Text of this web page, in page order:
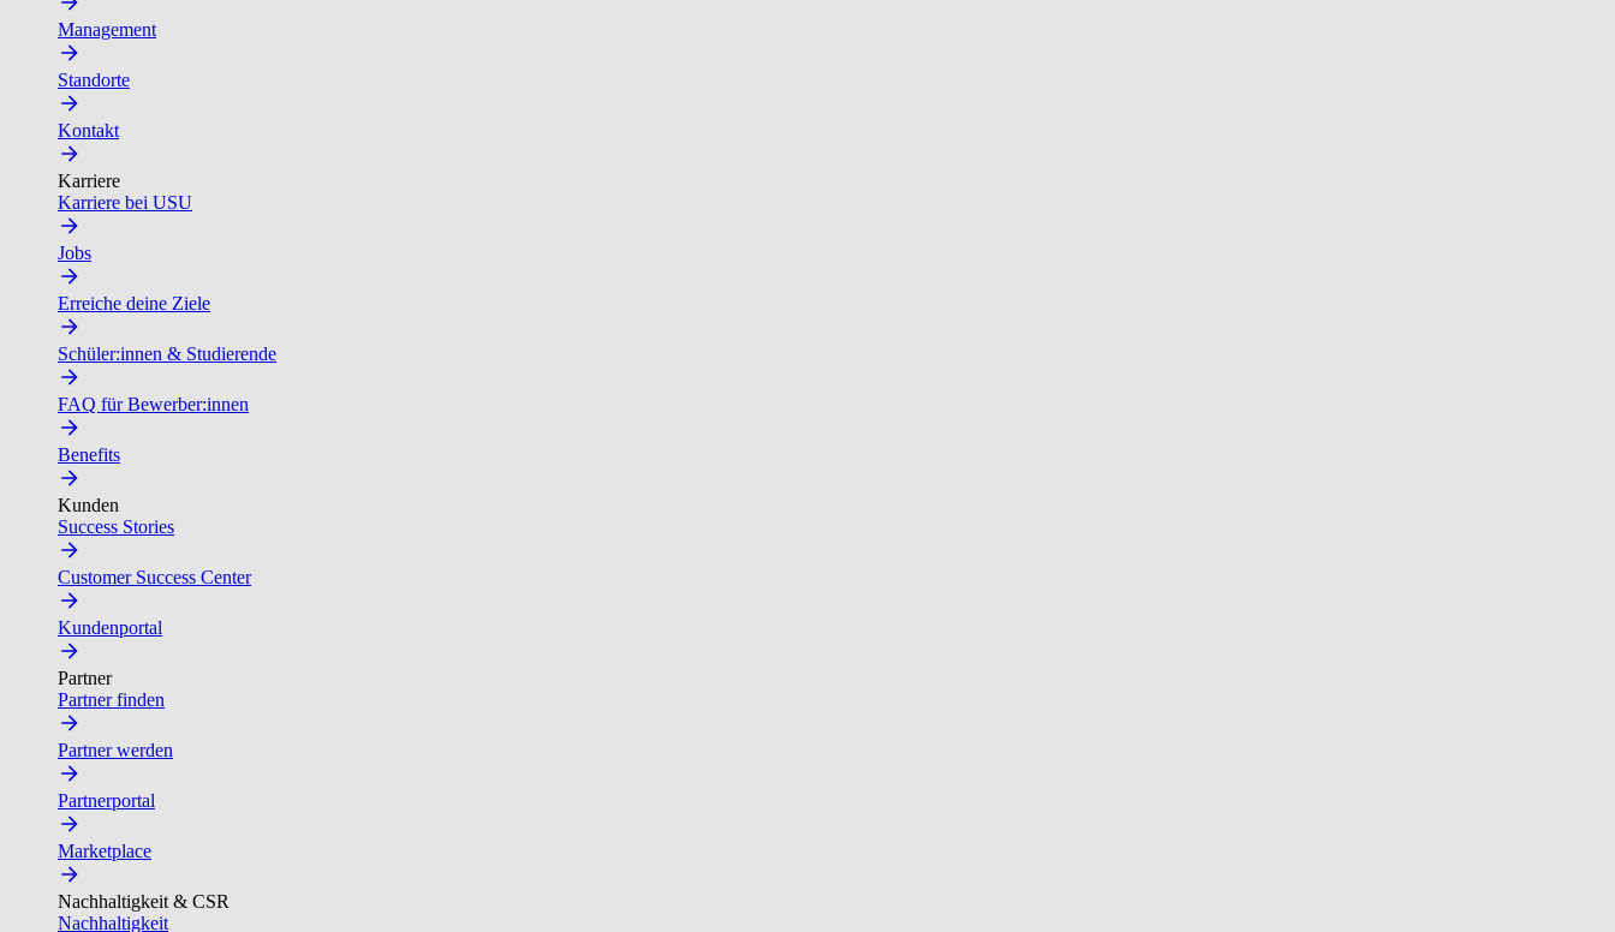
Management
Standorte
Kontakt
Karriere
Karriere bei USU
Jobs
Erreiche deine Ziele
Schüler:innen & Studierende
FAQ für Bewerber:innen
Benefits
Kunden
Success Stories
Customer Success Center
Kundenportal
Partner
Partner finden
Partner werden
Partnerportal
Marketplace
Nachhaltigkeit & CSR
Nachhaltigkeit